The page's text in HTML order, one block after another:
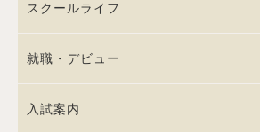
スクールライフ
就職・デビュー
入試案内